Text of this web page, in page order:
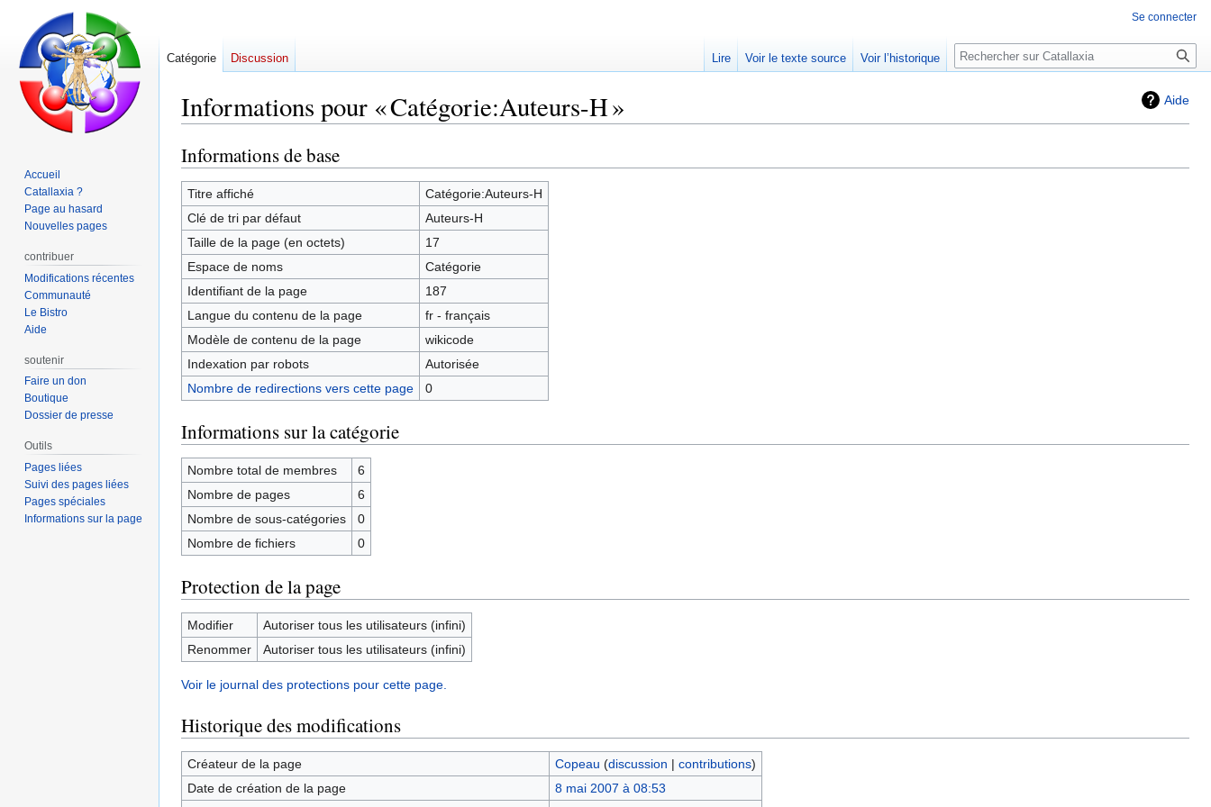
Aide
Informations pour « Catégorie:Auteurs-H »
Aller
à
la
navigation
Aller
à
la
recherche
Informations de base
Titre affiché
Catégorie:Auteurs-H
Clé de tri par défaut
Auteurs-H
Taille de la page (en octets)
17
Espace de noms
Catégorie
Identifiant de la page
187
Langue du contenu de la page
fr - français
Modèle de contenu de la page
wikicode
Indexation par robots
Autorisée
Nombre de redirections vers cette page
0
Informations sur la catégorie
Nombre total de membres
6
Nombre de pages
6
Nombre de sous-catégories
0
Nombre de fichiers
0
Protection de la page
Modifier
Autoriser tous les utilisateurs (infini)
Renommer
Autoriser tous les utilisateurs (infini)
Voir le journal des protections pour cette page.
Historique des modifications
Créateur de la page Copeau (discussion | contributions)
Date de création de la page
8 mai 2007 à 08:53
Se connecter
Catégorie Discussion Lire Voir le texte source Voir l’historique Rechercher
Accueil
Catallaxia ?
Page au hasard
Nouvelles pages
contribuer
Modifications récentes
Communauté
Le Bistro
Aide
soutenir
Faire un don
Boutique
Dossier de presse
Outils
Pages liées
Suivi des pages liées
Pages spéciales
Informations sur la page